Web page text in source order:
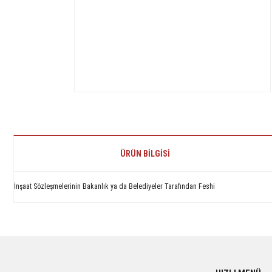
ÜRÜN BILGISI
İnşaat Sözleşmelerinin Bakanlık ya da Belediyeler Tarafından Feshi